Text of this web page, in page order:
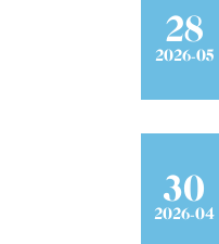
28
2026-05
30
2026-04